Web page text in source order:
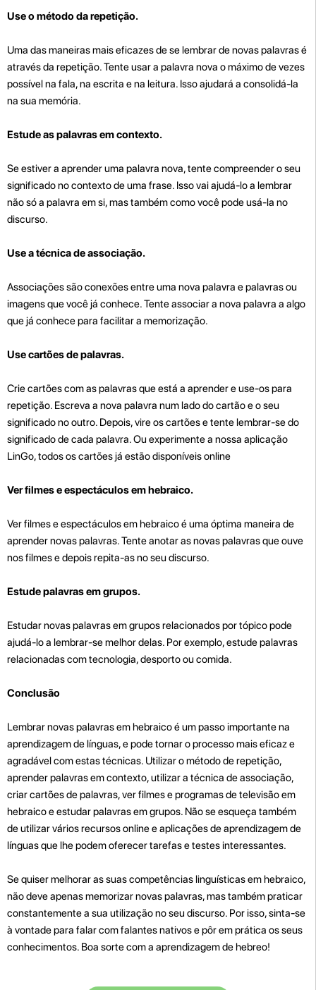
Use o método da repetição.
Uma das maneiras mais eficazes de se lembrar de novas palavras é
através da repetição. Tente usar a palavra nova o máximo de vezes
possível na fala, na escrita e na leitura. Isso ajudará a consolidá-la
na sua memória.
Estude as palavras em contexto.
Se estiver a aprender uma palavra nova, tente compreender o seu
significado no contexto de uma frase. Isso vai ajudá-lo a lembrar
não só a palavra em si, mas também como você pode usá-la no
discurso.
Use a técnica de associação.
Associações são conexões entre uma nova palavra e palavras ou
imagens que você já conhece. Tente associar a nova palavra a algo
que já conhece para facilitar a memorização.
Use cartões de palavras.
Crie cartões com as palavras que está a aprender e use-os para
repetição. Escreva a nova palavra num lado do cartão e o seu
significado no outro. Depois, vire os cartões e tente lembrar-se do
significado de cada palavra. Ou experimente a nossa aplicação
LinGo, todos os cartões já estão disponíveis online
Ver filmes e espectáculos em hebraico.
Ver filmes e espectáculos em hebraico é uma óptima maneira de
aprender novas palavras. Tente anotar as novas palavras que ouve
nos filmes e depois repita-as no seu discurso.
Estude palavras em grupos.
Estudar novas palavras em grupos relacionados por tópico pode
ajudá-lo a lembrar-se melhor delas. Por exemplo, estude palavras
relacionadas com tecnologia, desporto ou comida.
Conclusão
Lembrar novas palavras em hebraico é um passo importante na
aprendizagem de línguas, e pode tornar o processo mais eficaz e
agradável com estas técnicas. Utilizar o método de repetição,
aprender palavras em contexto, utilizar a técnica de associação,
criar cartões de palavras, ver filmes e programas de televisão em
hebraico e estudar palavras em grupos. Não se esqueça também
de utilizar vários recursos online e aplicações de aprendizagem de
línguas que lhe podem oferecer tarefas e testes interessantes.
Se quiser melhorar as suas competências linguísticas em hebraico,
não deve apenas memorizar novas palavras, mas também praticar
constantemente a sua utilização no seu discurso. Por isso, sinta-se
à vontade para falar com falantes nativos e pôr em prática os seus
conhecimentos. Boa sorte com a aprendizagem de hebreo!